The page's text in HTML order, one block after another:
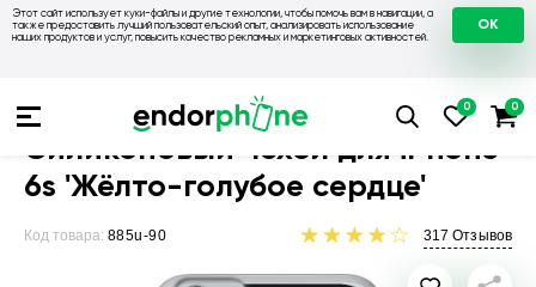
Этот сайт использует куки-файлы и другие технологии, чтобы помочь вам в навигации, а
также предоставить лучший пользовательский опыт, анализировать использование
наших продуктов и услуг, повысить качество рекламных и маркетинговых активностей.
OK
Чехлы на Apple Чехол для iPhone 6s
Силиконовый чехол для iPhone
6s 'Жёлто-голубое сердце'
Код товара: 885u-90 317 Отзывов